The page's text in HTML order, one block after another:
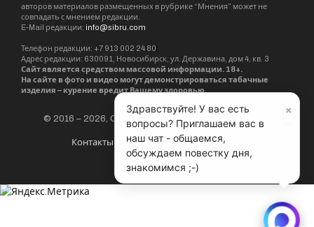
В Новосибирске продолжается набор на Свято-
Елисаветинские курсы
×
Здравствуйте! У вас есть
вопросы? Приглашаем вас в
наш чат - общаемся,
обсуждаем повестку дня,
знакомимся ;-)